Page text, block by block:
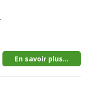
.
En savoir plus...